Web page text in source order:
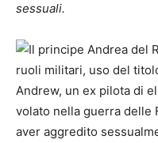
sessuali.
Andrew, un ex pilota di
volato nella guerra delle
aver aggredito